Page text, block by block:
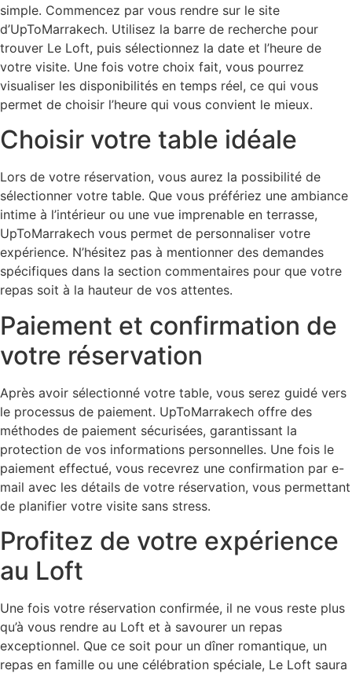
simple. Commencez par vous rendre sur le site
d’UpToMarrakech. Utilisez la barre de recherche pour
trouver Le Loft, puis sélectionnez la date et l’heure de
votre visite. Une fois votre choix fait, vous pourrez
visualiser les disponibilités en temps réel, ce qui vous
permet de choisir l’heure qui vous convient le mieux.
Choisir votre table idéale
Lors de votre réservation, vous aurez la possibilité de
sélectionner votre table. Que vous préfériez une ambiance
intime à l’intérieur ou une vue imprenable en terrasse,
UpToMarrakech vous permet de personnaliser votre
expérience. N’hésitez pas à mentionner des demandes
spécifiques dans la section commentaires pour que votre
repas soit à la hauteur de vos attentes.
Paiement et confirmation de
votre réservation
Après avoir sélectionné votre table, vous serez guidé vers
le processus de paiement. UpToMarrakech offre des
méthodes de paiement sécurisées, garantissant la
protection de vos informations personnelles. Une fois le
paiement effectué, vous recevrez une confirmation par e-
mail avec les détails de votre réservation, vous permettant
de planifier votre visite sans stress.
Profitez de votre expérience
au Loft
Une fois votre réservation confirmée, il ne vous reste plus
qu’à vous rendre au Loft et à savourer un repas
exceptionnel. Que ce soit pour un dîner romantique, un
repas en famille ou une célébration spéciale, Le Loft saura